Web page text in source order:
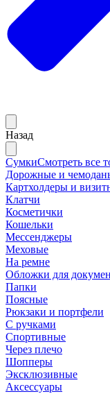
Назад
СумкиСмотреть все
Дорожные и
Картхолдеры и
Клатчи
Косметички
Кошельки
Мессенджеры
Меховые
На ремне
Обложки для
Папки
Поясные
Рюкзаки и портфели
С ручками
Спортивные
Через плечо
Шопперы
Эксклюзивные
Аксессуары